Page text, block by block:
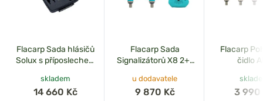
Flacarp Sada hlásičů
Solux s příposlechem
skladem
14 660 Kč
Flacarp Sada
Signalizátorů X8 2+1
u dodavatele
9 870 Kč
Flacarp
čidlo
3 990